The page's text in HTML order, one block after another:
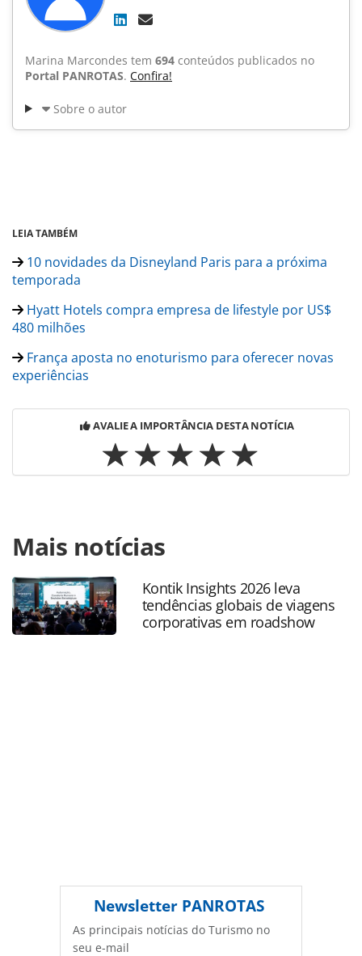
Marina Marcondes tem 694 conteúdos publicados no
Portal PANROTAS. Confira!
Sobre o autor
LEIA TAMBÉM
10 novidades da Disneyland Paris para a próxima
temporada
Hyatt Hotels compra empresa de lifestyle por US$
480 milhões
França aposta no enoturismo para oferecer novas
experiências
AVALIE A IMPORTÂNCIA DESTA NOTÍCIA
https://www.panrotas.com.br/hotelaria/mercado/2018/
du-palais-fr-se-junta-a-colecao-unbound-da-marca-
hyatt_159885.html ou as ferramentas oferecidas na página.
Todo o conteúdo produzido pela PANROTAS Editora é
protegido pela legislação brasileira sobre direito autoral.
Não reproduza o conteúdo sem autorização da PANROTAS
Mais notícias
Kontik Insights 2026 leva
tendências globais de viagens
corporativas em roadshow
Newsletter PANROTAS
As principais notícias do Turismo no
seu e-mail